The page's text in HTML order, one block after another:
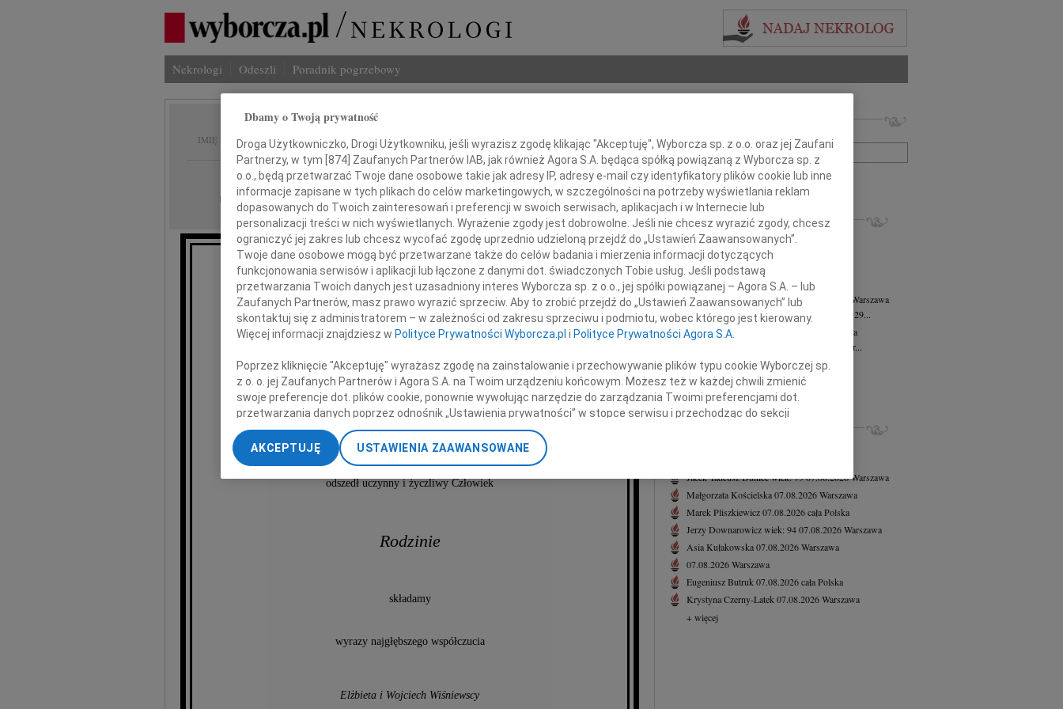
Nekrologi Odeszli Poradnik pogrzebowy
IMIĘ I NAZWISKO: Grzegorz Wójtowicz
REGION: Warszawa
DATA EMISJI: 19.06.2009
Z wielkim smutkiem przyjęliśmy wiadomość
o śmierci naszego dobrego Kolegi
dr. Grzegorza Wójtowicza
odszedł uczynny i życzliwy Człowiek
Rodzinie
składamy
wyrazy najgłębszego współczucia
Elżbieta i Wojciech Wiśniewscy
+ szukanie zaawansowane
INNE NEKROLOGI
07.08.2026Warszawa
Dziekanie Wydziału dr hab. Julii Kubisie,...
07.08.2026Warszawa
Naszej kochanej i dzielnej Marylce Butruk...
Jacek Tadeusz Duniecwiek: 79
Warszawa
Z wielkim żalem przyjęliśmy wiadomość, że 29...
Małgorzata Kościelska
Warszawa
W dniu 3 sierpnia 2026 roku zmarła Profesor...
07.08.2026Warszawa
Serdeczne wyrazy współczucia dla...
+ więcej
NAJNOWSZE NEKROLOGI, KONDOLENCJE
Jacek Tadeusz Duniecwiek: 7907.08.2026Warszawa
Małgorzata Kościelska07.08.2026Warszawa
Marek Pliszkiewicz07.08.2026cała Polska
Jerzy Downarowiczwiek: 9407.08.2026Warszawa
Asia Kułakowska07.08.2026Warszawa
07.08.2026Warszawa
Eugeniusz Butruk 07.08.2026cała Polska
Krystyna Czerny-Latek 07.08.2026Warszawa
+ więcej
Dbamy o Twoją prywatność
Droga Użytkowniczko, Drogi Użytkowniku, jeśli wyrazisz zgodę klikając "Akceptuję", Wyborcza sp. z o.o. oraz jej Zaufani
Partnerzy, w tym [ 874 ] Zaufanych Partnerów IAB, jak również Agora S.A. będąca spółką powiązaną z Wyborcza sp. z
o.o., będą przetwarzać Twoje dane osobowe takie jak adresy IP, adresy e-mail czy identyfikatory plików cookie lub inne
informacje zapisane w tych plikach do celów marketingowych, w szczególności na potrzeby wyświetlania reklam
dopasowanych do Twoich zainteresowań i preferencji w swoich serwisach, aplikacjach i w Internecie lub
personalizacji treści w nich wyświetlanych. Wyrażenie zgody jest dobrowolne. Jeśli nie chcesz wyrazić zgody, chcesz
ograniczyć jej zakres lub chcesz wycofać zgodę uprzednio udzieloną przejdź do „Ustawień Zaawansowanych”.
Twoje dane osobowe mogą być przetwarzane także do celów badania i mierzenia informacji dotyczących
funkcjonowania serwisów i aplikacji lub łączone z danymi dot. świadczonych Tobie usług. Jeśli podstawą
przetwarzania Twoich danych jest uzasadniony interes Wyborcza sp. z o.o., jej spółki powiązanej – Agora S.A. – lub
Zaufanych Partnerów, masz prawo wyrazić sprzeciw. Aby to zrobić przejdź do „Ustawień Zaawansowanych” lub
skontaktuj się z administratorem – w zależności od zakresu sprzeciwu i podmiotu, wobec którego jest kierowany.
Więcej informacji znajdziesz w Polityce Prywatności Wyborcza.pl i Polityce Prywatności Agora S.A.
Poprzez kliknięcie "Akceptuję" wyrażasz zgodę na zainstalowanie i przechowywanie plików typu cookie Wyborczej sp.
z o. o. jej Zaufanych Partnerów i Agora S.A. na Twoim urządzeniu końcowym. Możesz też w każdej chwili zmienić
swoje preferencje dot. plików cookie, ponownie wywołując narzędzie do zarządzania Twoimi preferencjami dot.
przetwarzania danych poprzez odnośnik „Ustawienia prywatności” w stopce serwisu i przechodząc do sekcji
„Ustawienia zaawansowane”. Zmiana ustawień plików cookie możliwa jest także za pomocą ustawień przeglądarki.
My, nasi Zaufani Partnerzy i Agora S.A. możemy przetwarzać dane osobowe w następujących celach:
dokładnych danych geolokalizacyjnych. Aktywne skanowanie charakterystyki urządzenia do celów identyfikacji.
Przechowywanie informacji na urządzeniu lub dostęp do nich. Spersonalizowane reklamy i treści, pomiar reklam i
USTAWIENIA ZAAWANSOWANE
AKCEPTUJĘ